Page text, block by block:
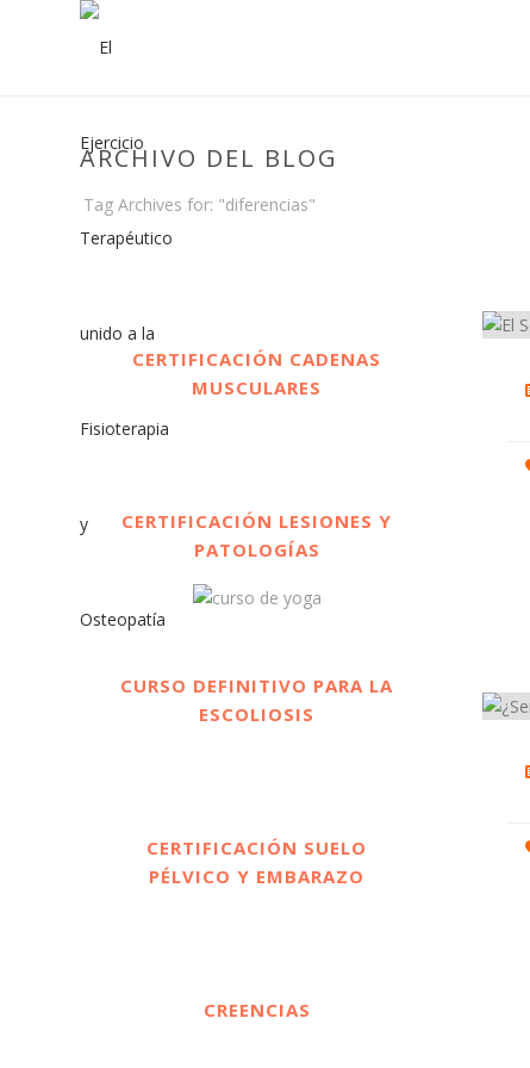
ARCHIVO DEL BLOG
Tag Archives for: "diferencias"
CERTIFICACIÓN CADENAS
MUSCULARES
CERTIFICACIÓN LESIONES Y
PATOLOGÍAS
CURSO DEFINITIVO PARA LA
ESCOLIOSIS
CERTIFICACIÓN SUELO
PÉLVICO Y EMBARAZO
CREENCIAS